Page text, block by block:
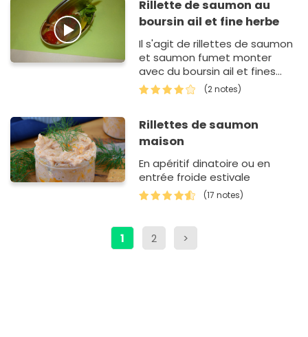
Rillette de saumon au
boursin ail et fine herbe
Il s'agit de rillettes de saumon
et saumon fumet monter
avec du boursin ail et fines
herbes.
(2 notes)
Rillettes de saumon
maison
En apéritif dinatoire ou en
entrée froide estivale
(17 notes)
1 2 >